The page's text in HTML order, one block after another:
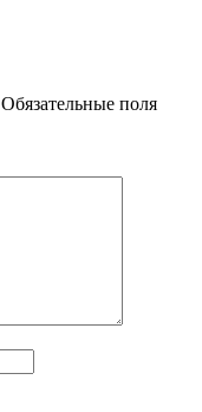
Обязательные поля